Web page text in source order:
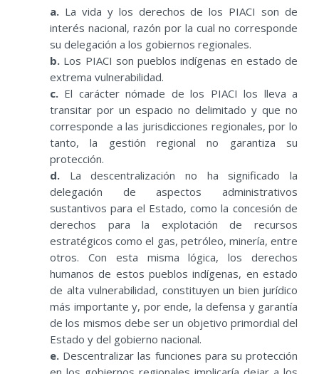
a. La vida y los derechos de los PIACI son de
interés nacional, razón por la cual no corresponde
su delegación a los gobiernos regionales.
b. Los PIACI son pueblos indígenas en estado de
extrema vulnerabilidad.
c. El carácter nómade de los PIACI los lleva a
transitar por un espacio no delimitado y que no
corresponde a las jurisdicciones regionales, por lo
tanto, la gestión regional no garantiza su
protección.
d. La descentralización no ha significado la
delegación de aspectos administrativos
sustantivos para el Estado, como la concesión de
derechos para la explotación de recursos
estratégicos como el gas, petróleo, minería, entre
otros. Con esta misma lógica, los derechos
humanos de estos pueblos indígenas, en estado
de alta vulnerabilidad, constituyen un bien jurídico
más importante y, por ende, la defensa y garantía
de los mismos debe ser un objetivo primordial del
Estado y del gobierno nacional.
e. Descentralizar las funciones para su protección